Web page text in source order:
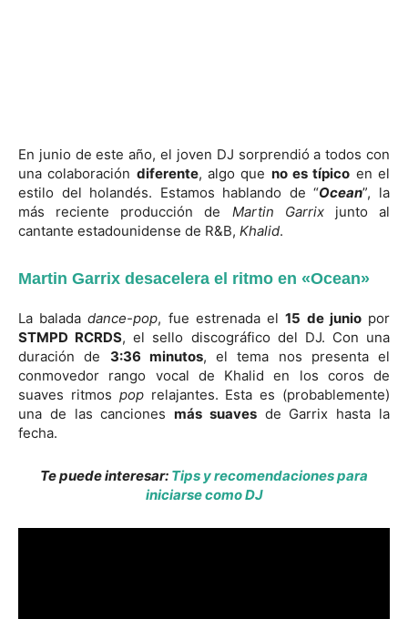
En junio de este año, el joven DJ sorprendió a todos con
una colaboración diferente, algo que no es típico en el
estilo del holandés. Estamos hablando de “Ocean”, la
más reciente producción de Martin Garrixjunto al
cantante estadounidense de R&B, Khalid.
Martin Garrix desacelera el ritmo en «Ocean»
La baladadance-pop, fue estrenada el15 de juniopor
STMPD RCRDS, el sello discográfico del DJ. Con una
duración de 3:36 minutos, el tema nos presenta el
conmovedor rango vocal de Khalid en los coros de
suaves ritmos poprelajantes. Esta es (probablemente)
una de las cancionesmás suavesde Garrix hasta la
fecha.
Te puede interesar: Tips y recomendaciones para
iniciarse como DJ